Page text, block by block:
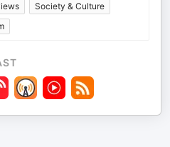
Society & Culture